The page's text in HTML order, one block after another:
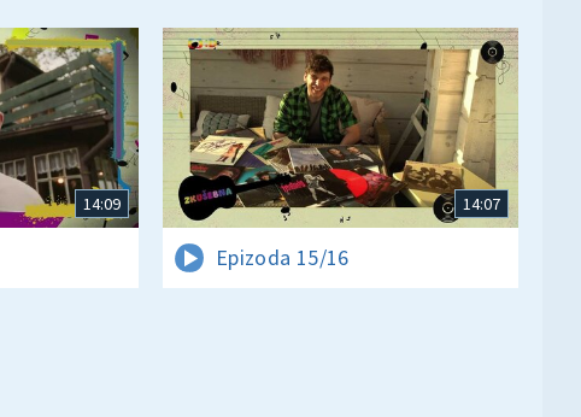
14:09 14:07
Epizoda 15/16